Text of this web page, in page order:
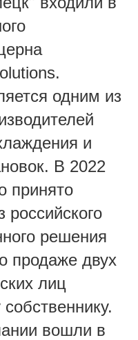
одним из
и
В 2022
принято
решения
продаже двух
лиц
вошли в